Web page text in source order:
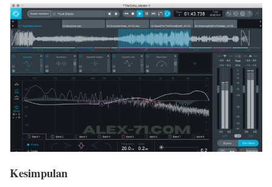
Kesimpulan